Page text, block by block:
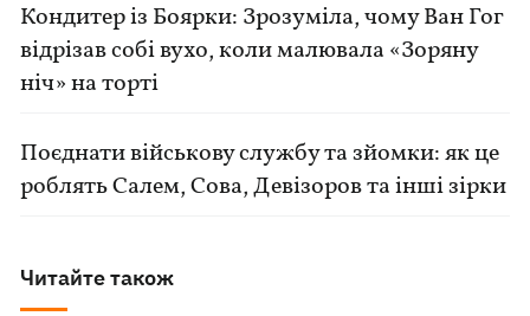
Кондитер із Боярки: Зрозуміла, чому Ван Гог
відрізав собі вухо, коли малювала «Зоряну
ніч» на торті
Поєднати військову службу та зйомки: як це
роблять Салем, Сова, Девізоров та інші зірки
Читайте також